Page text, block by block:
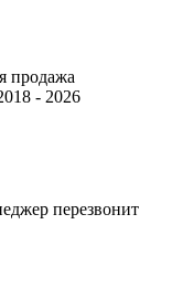
- 2026
перезвонит